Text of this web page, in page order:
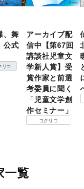
、舞
公式
コ
アーカイブ配
信中【第67回
講談社児童文
学新人賞】受
賞作家と前選
考委員に聞く
「児童文学創
作セミナー」
コクリコ
一覧